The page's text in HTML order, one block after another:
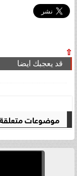
⇧
قد يعجبك ايضا
موضوعات متعلقة